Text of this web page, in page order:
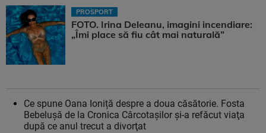
PROSPORT
FOTO. Irina Deleanu, imagini incendiare:
„Îmi place să fiu cât mai naturală”
Ce spune Oana Ioniță despre a doua căsătorie. Fosta
Bebelușă de la Cronica Cârcotașilor şi-a refăcut viaţa
după ce anul trecut a divorţat